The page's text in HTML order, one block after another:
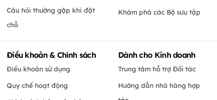
Câu hỏi thường gặp khi đặt
chỗ
Khám phá các Bộ sưu tập
Điều khoản & Chính sách
Điều khoản sử dụng
Quy chế hoạt động
Dành cho Kinh doanh
Trung tâm hỗ trợ Đối tác
Hướng dẫn nhà hàng hợp